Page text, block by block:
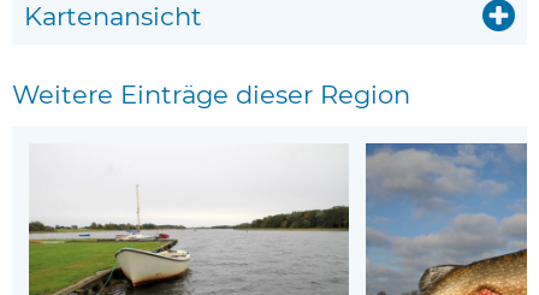
Kartenansicht
Weitere Einträge dieser Region